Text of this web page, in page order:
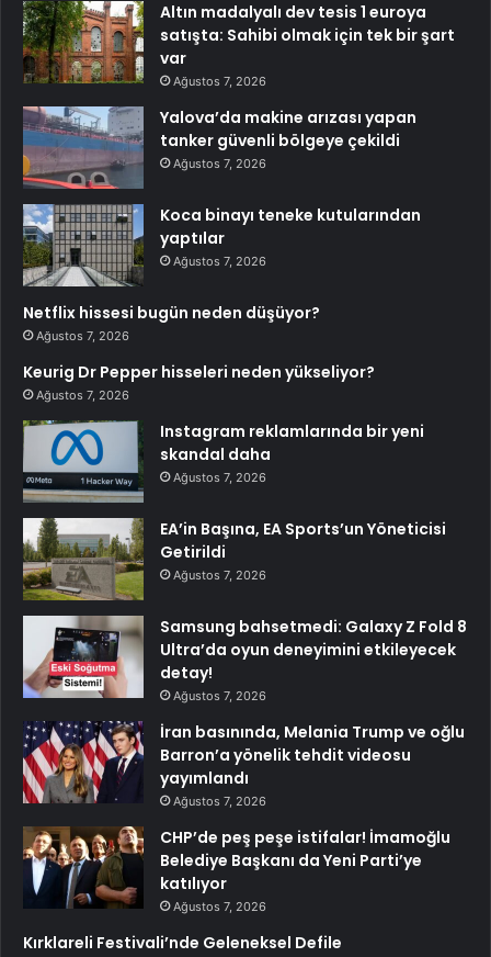
Altın madalyalı dev tesis 1 euroya
satışta: Sahibi olmak için tek bir şart
var
Ağustos 7, 2026
Yalova’da makine arızası yapan
tanker güvenli bölgeye çekildi
Ağustos 7, 2026
Koca binayı teneke kutularından
yaptılar
Ağustos 7, 2026
Netflix hissesi bugün neden düşüyor?
Ağustos 7, 2026
Keurig Dr Pepper hisseleri neden yükseliyor?
Ağustos 7, 2026
Instagram reklamlarında bir yeni
skandal daha
Ağustos 7, 2026
EA’in Başına, EA Sports’un Yöneticisi
Getirildi
Ağustos 7, 2026
Samsung bahsetmedi: Galaxy Z Fold 8
Ultra’da oyun deneyimini etkileyecek
detay!
Ağustos 7, 2026
İran basınında, Melania Trump ve oğlu
Barron’a yönelik tehdit videosu
yayımlandı
Ağustos 7, 2026
CHP’de peş peşe istifalar! İmamoğlu
Belediye Başkanı da Yeni Parti’ye
katılıyor
Ağustos 7, 2026
Kırklareli Festivali’nde Geleneksel Defile